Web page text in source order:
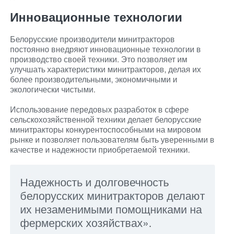
Инновационные технологии
Белорусские производители минитракторов
постоянно внедряют инновационные технологии в
производство своей техники. Это позволяет им
улучшать характеристики минитракторов, делая их
более производительными, экономичными и
экологически чистыми.
Использование передовых разработок в сфере
сельскохозяйственной техники делает белорусские
минитракторы конкурентоспособными на мировом
рынке и позволяет пользователям быть уверенными в
качестве и надежности приобретаемой техники.
Надежность и долговечность
белорусских минитракторов делают
их незаменимыми помощниками на
фермерских хозяйствах».